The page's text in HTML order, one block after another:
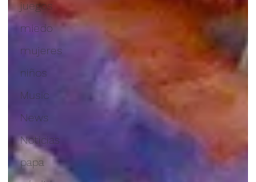
juegos
miedo
mujeres
niños
Music
News
Noticias
papa